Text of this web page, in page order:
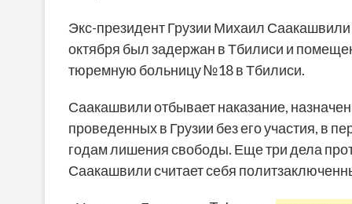
Экс-президент Грузии Михаил Саакашвили
октября был задержан в Тбилиси и
тюремную больницу №18 в Тбилиси.
Саакашвили отбывает наказание,
проведенных в Грузии без его участия, в
годам лишения свободы. Еще три дела
Саакашвили считает себя